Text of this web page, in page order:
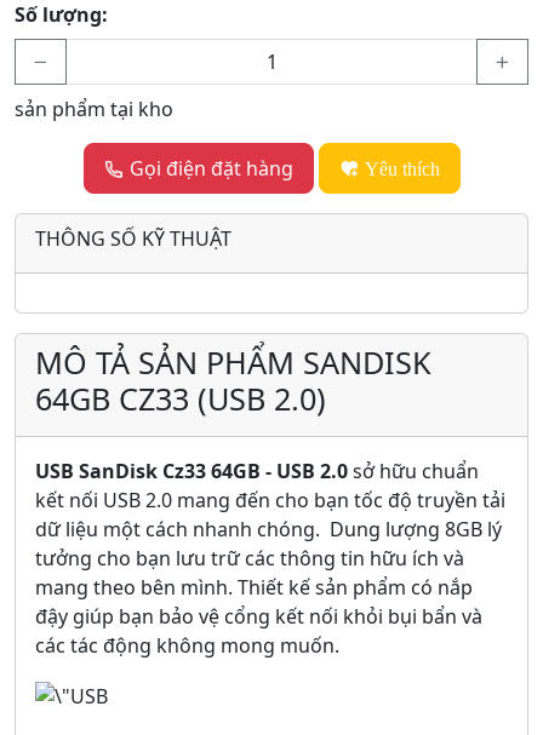
Số lượng:
sản phẩm tại kho
Gọi điện đặt hàng Yêu thích
THÔNG SỐ KỸ THUẬT
MÔ TẢ SẢN PHẨM SANDISK
64GB CZ33 (USB 2.0)
USB SanDisk Cz33 64GB - USB 2.0sở hữu chuẩn
kết nối USB 2.0 mang đến cho bạn tốc độ truyền tải
dữ liệu một cách nhanh chóng. Dung lượng 8GB lý
tưởng cho bạn lưu trữ các thông tin hữu ích và
mang theo bên mình. Thiết kế sản phẩm có nắp
đậy giúp bạn bảo vệ cổng kết nối khỏi bụi bẩn và
các tác động không mong muốn.